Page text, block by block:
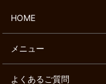
HOME
メニュー
よくあるご質問